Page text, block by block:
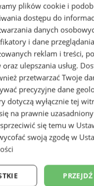
od handlu
plików cookie i
dostępu do
danych
i dane
reklam i treści,
ulepszania usług.
przetwarzać Twoje
precyzyjne dane
dotyczą wyłącznie tej
na prawnie
się temu w
swoją zgodę w